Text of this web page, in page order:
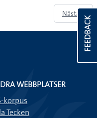
Nästa »
FEEDBACK
WEBBPLATSER
korpus
Tecken